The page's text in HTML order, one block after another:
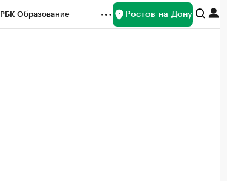
РБК Образование Ростов-на-Дону